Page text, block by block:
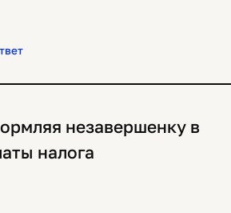
незавершенку в
налога